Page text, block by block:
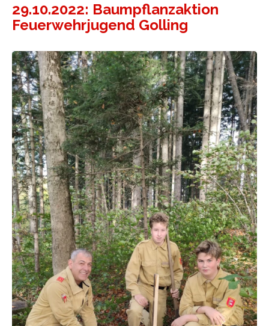
29.10.2022: Baumpflanzaktion
Feuerwehrjugend Golling